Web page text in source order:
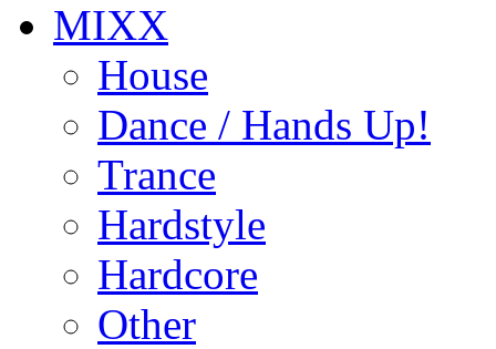
MIXX
House
Dance / Hands Up!
Trance
Hardstyle
Hardcore
Other